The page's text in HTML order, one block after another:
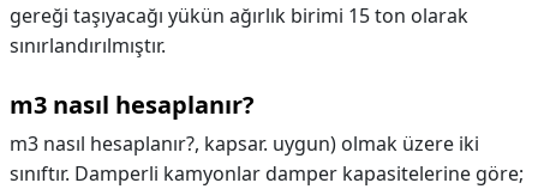
gereği taşıyacağı yükün ağırlık birimi 15 ton olarak
sınırlandırılmıştır.
m3 nasıl hesaplanır?
m3 nasıl hesaplanır?, kapsar. uygun) olmak üzere iki
sınıftır. Damperli kamyonlar damper kapasitelerine göre;